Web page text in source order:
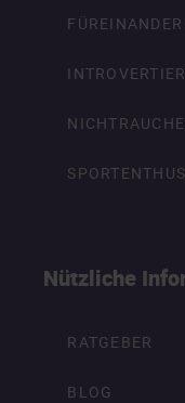
Nützliche
RATGEBER
BLOG